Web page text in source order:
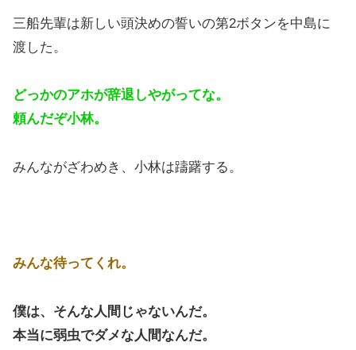
三船先輩は新しい頭決めの誓いの第2ボタンを中島に
渡した。
どっかのアホが辞退しやがってな。
頼んだぞ小林。
みんながざわめき、小林は躊躇する。
みんな待ってくれ。
僕は、そんな人間じゃないんだ。
本当に弱虫でダメな人間なんだ。